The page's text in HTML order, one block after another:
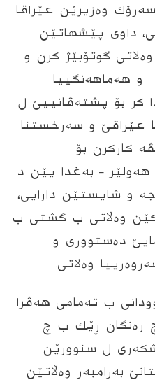
وه‌زيرێن عێراقا
داوی پێشهاتێن
گوتۆبێژ كرن و
هه‌ماهه‌نگيیا
كر بۆ پشته‌ڤانییێ ل‌
عێراقێ و سه‌رخستنا
‌كاركرن بۆ
– به‌غدا یێن د
ێ دا، بودجه‌ و شایستێن‌ دارایی،
وه‌ڵاتی ب ‌گشتی ب
ده‌ستووری و
وه‌لاتی.
ب ته‌مامی هه‌ڤرا
ره‌نگان ڕێك‌ ب‌ چ
ل‌ سنوورێن
به‌رامبه‌ر وه‌ڵاتێن